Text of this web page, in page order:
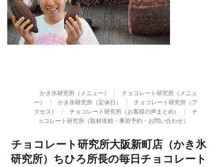
かき氷研究所（メニュー）
チョコレート研究所（メニュ
ー）
かき氷研究所（定休日）
チョコレート研究所（ア
クセス）
チョコレート研究所（お客様の声まとめ）
チ
ョコレート研究所（取材依頼・事前予約・お問い合わせ）
チョコレート研究所大阪新町店（かき氷
研究所）ちひろ所長の毎日チョコレート